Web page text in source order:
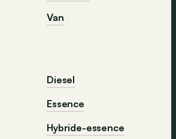
Van
Diesel
Essence
Hybride-essence